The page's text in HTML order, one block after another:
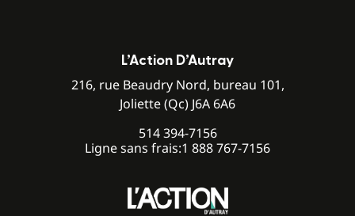
L’Action D’Autray
216, rue Beaudry Nord, bureau 101,
Joliette (Qc) J6A 6A6
514 394-7156
Ligne sans frais:1 888 767-7156